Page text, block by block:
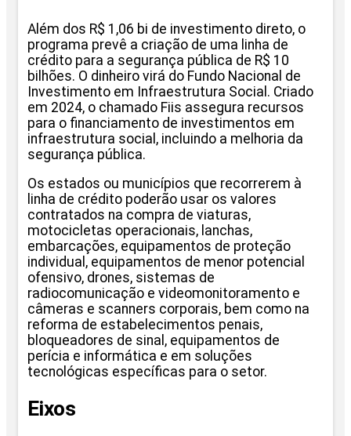
Além dos R$ 1,06 bi de investimento direto, o
programa prevê a criação de uma linha de
crédito para a segurança pública de R$ 10
bilhões. O dinheiro virá do Fundo Nacional de
Investimento em Infraestrutura Social. Criado
em 2024, o chamado Fiis assegura recursos
para o financiamento de investimentos em
infraestrutura social, incluindo a melhoria da
segurança pública.
Os estados ou municípios que recorrerem à
linha de crédito poderão usar os valores
contratados na compra de viaturas,
motocicletas operacionais, lanchas,
embarcações, equipamentos de proteção
individual, equipamentos de menor potencial
ofensivo, drones, sistemas de
radiocomunicação e videomonitoramento e
câmeras e scanners corporais, bem como na
reforma de estabelecimentos penais,
bloqueadores de sinal, equipamentos de
perícia e informática e em soluções
tecnológicas específicas para o setor.
Eixos